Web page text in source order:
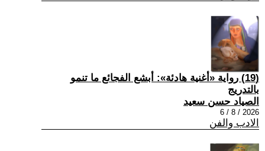
(19) رواية «أغنية هادئة»: أبشع الفجائع ما تنمو
بالتدريج
الصياد حسن سعيد
2026 / 8 / 6
الادب والفن